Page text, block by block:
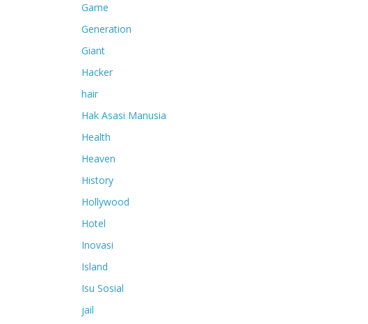
Game
Generation
Giant
Hacker
hair
Hak Asasi Manusia
Health
Heaven
History
Hollywood
Hotel
Inovasi
Island
Isu Sosial
jail